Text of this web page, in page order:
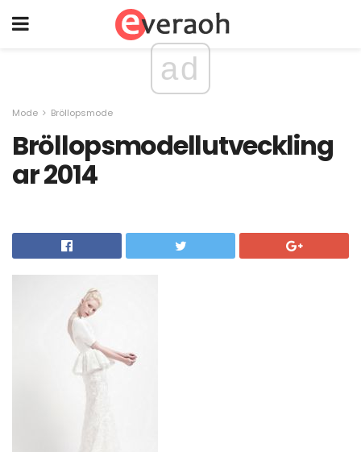
ad
Mode Bröllopsmode
Bröllopsmodellutveckling
ar 2014